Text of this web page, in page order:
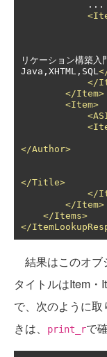
リケーション構築
Java,XHTML,SQL
</
</Item>
<Item>
</Author>
</Title>
</
</Item>
</Items>
</
結果はこのオブ
タイトルはItem
で、次のように
きは、
print_rで